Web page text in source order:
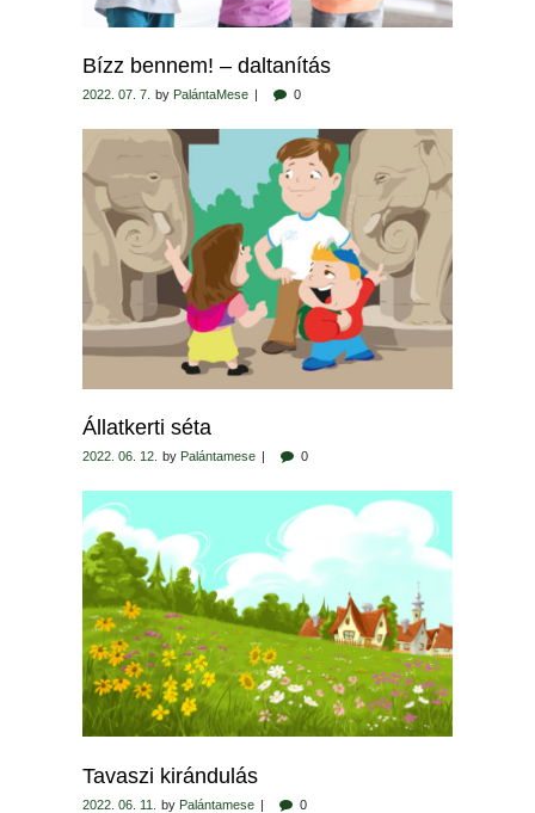
Bízz bennem! – daltanítás
2022. 07. 7. by PalántaMese 0
Állatkerti séta
2022. 06. 12. by Palántamese 0
Tavaszi kirándulás
2022. 06. 11. by Palántamese 0